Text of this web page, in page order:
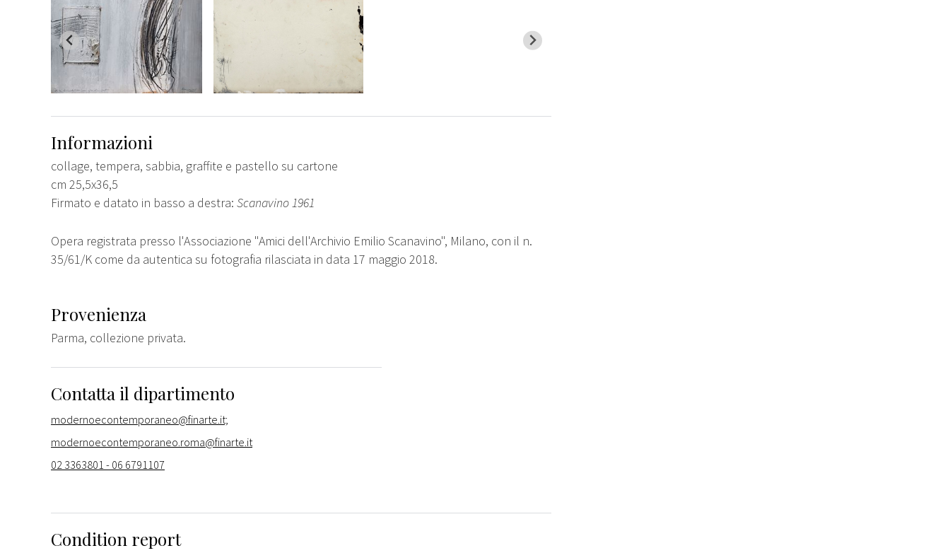
Informazioni
collage, tempera, sabbia, graffite e pastello su cartone
cm 25,5x36,5
Firmato e datato in basso a destra: Scanavino 1961
Opera registrata presso l'Associazione "Amici dell'Archivio Emilio Scanavino", Milano, con il n.
35/61/K come da autentica su fotografia rilasciata in data 17 maggio 2018.
Provenienza
Parma, collezione privata.
Contatta il dipartimento
modernoecontemporaneo@finarte.it;
modernoecontemporaneo.roma@finarte.it
02 3363801 - 06 6791107
Condition report